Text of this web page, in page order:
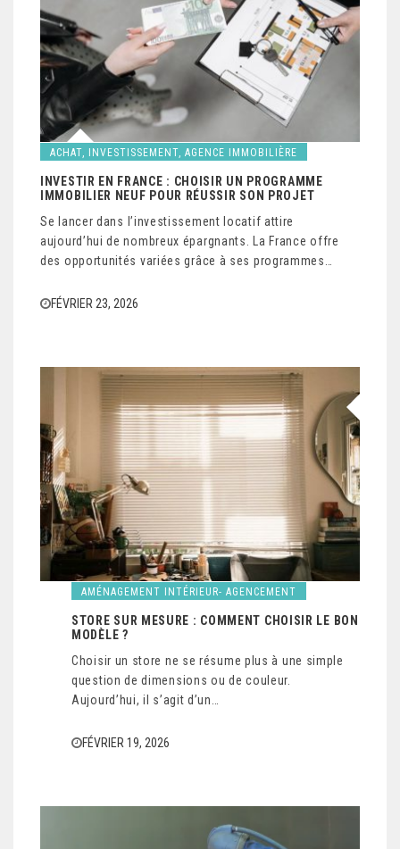
ACHAT, INVESTISSEMENT, AGENCE IMMOBILIÈRE
INVESTIR EN FRANCE : CHOISIR UN PROGRAMME
IMMOBILIER NEUF POUR RÉUSSIR SON PROJET
Se lancer dans l’investissement locatif attire
aujourd’hui de nombreux épargnants. La France offre
des opportunités variées grâce à ses programmes…
FÉVRIER 23, 2026
AMÉNAGEMENT INTÉRIEUR- AGENCEMENT
STORE SUR MESURE : COMMENT CHOISIR LE BON
MODÈLE ?
Choisir un store ne se résume plus à une simple
question de dimensions ou de couleur.
Aujourd’hui, il s’agit d’un…
FÉVRIER 19, 2026